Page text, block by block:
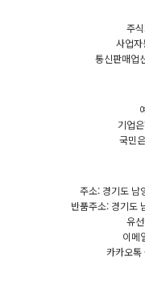
주
사업
통신판매업
기업
국민
주소: 경기도 남
반품주소: 경기도
유
이메
카카오